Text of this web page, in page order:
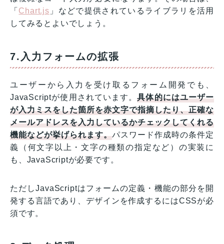
「 Chart.js 」などで提供されているライブラリを活用
してみるとよいでしょう。
7.入力フォームの拡張
ユーザーから入力を受け取るフォーム開発でも、
JavaScriptが使用されています。具体的にはユーザー
が入力ミスをした箇所を赤文字で指摘したり、正確な
メールアドレスを入力しているかチェックしてくれる
機能などが挙げられます。パスワード作成時の条件定
義（何文字以上・文字の種類の指定など）の実装に
も、JavaScriptが必要です。
ただしJavaScriptはフォームの定義・機能の部分を開
発する言語であり、デザインを作成するにはCSSが必
須です。